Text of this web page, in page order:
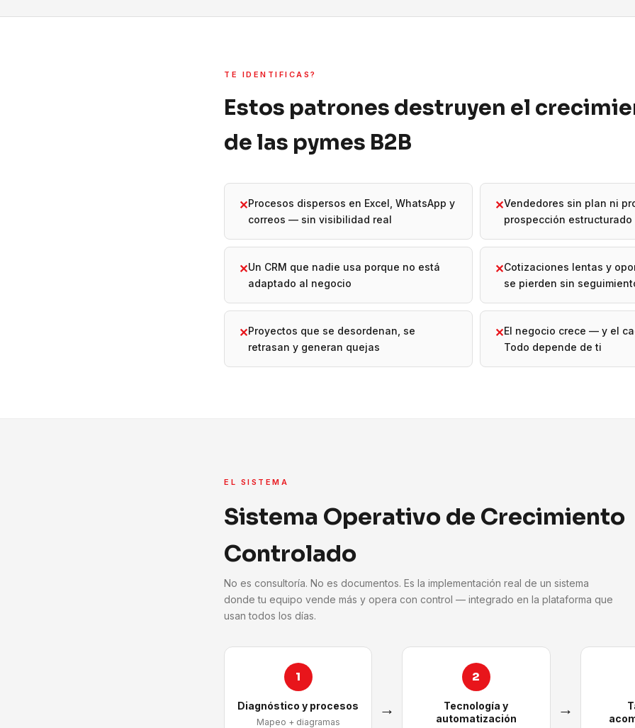
TE IDENTIFICAS?
Estos patrones destruyen el
de las pymes B2B
✕Procesos dispersos en Excel, WhatsApp y
correos — sin visibilidad real
✕Vendedores sin plan ni
prospección estructurado
✕Un CRM que nadie usa porque no está
adaptado al negocio
✕Cotizaciones lentas y
se pierden sin
✕Proyectos que se desordenan, se
retrasan y generan quejas
✕El negocio crece — y el
Todo depende de ti
EL SISTEMA
Sistema Operativo de Crecimiento
Controlado
No es consultoría. No es documentos. Es la implementación real de un sistema
donde tu equipo vende más y opera con control — integrado en la plataforma que
usan todos los días.
1
Diagnóstico y procesos
Mapeo + diagramas
→
2
Tecnología y
automatización
→